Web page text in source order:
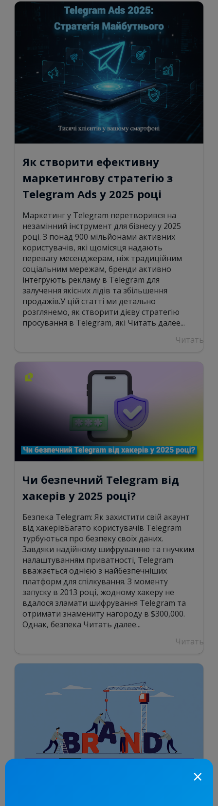
Як створити ефективну
маркетингову стратегію з
Telegram Ads у 2025 році
Маркетинг у Telegram перетворився на
незамінний інструмент для бізнесу у 2025
році. З понад 900 мільйонами активних
користувачів, які щомісяця надають
перевагу месенджерам, ніж традиційним
соціальним мережам, бренди активно
інтегрують рекламу в Telegram для
залучення якісних лідів та збільшення
продажів.У цій статті ми детально
розглянемо, як створити дієву стратегію
просування в Telegram, які Читать далее...
Читать
Чи безпечний Telegram від
хакерів у 2025 році?
Безпека Telegram: Як захистити свій акаунт
від хакерівБагато користувачів Telegram
турбуються про безпеку своїх даних.
Завдяки надійному шифруванню та гнучким
налаштуванням приватності, Telegram
вважається однією з найбезпечніших
платформ для спілкування. З моменту
запуску в 2013 році, жодному хакеру не
вдалося зламати шифрування Telegram та
отримати знамениту нагороду в $300,000.
Однак, безпека Читать далее...
Читать
×